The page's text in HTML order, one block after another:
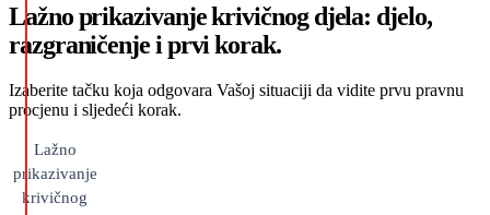
Lažno prikazivanje krivičnog djela: djelo,
razgraničenje i prvi korak.
Izaberite tačku koja odgovara Vašoj situaciji da vidite prvu pravnu
procjenu i sljedeći korak.
Lažno
prikazivanje
krivičnog